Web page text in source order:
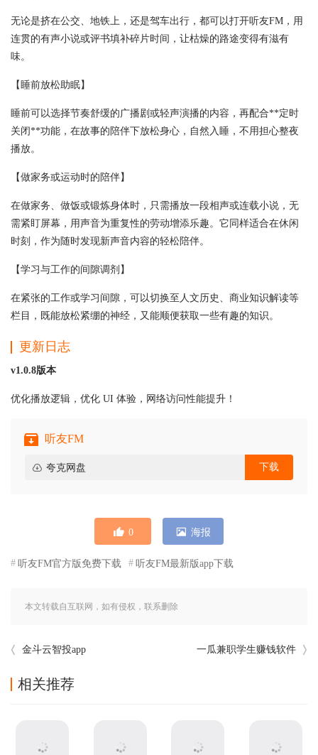
无论是挤在公交、地铁上，还是驾车出行，都可以打开听友FM，用
连贯的有声小说或评书填补碎片时间，让枯燥的路途变得有滋有
味。
【睡前放松助眠】
睡前可以选择节奏舒缓的广播剧或轻声演播的内容，再配合**定时
关闭**功能，在故事的陪伴下放松身心，自然入睡，不用担心整夜
播放。
【做家务或运动时的陪伴】
在做家务、做饭或锻炼身体时，只需播放一段相声或连载小说，无
需紧盯屏幕，用声音为重复性的劳动增添乐趣。它同样适合在休闲
时刻，作为随时发现新声音内容的轻松陪伴。
【学习与工作的间隙调剂】
在紧张的工作或学习间隙，可以切换至人文历史、商业知识解读等
栏目，既能放松紧绷的神经，又能顺便获取一些有趣的知识。
更新日志
v1.0.8版本
优化播放逻辑，优化 UI 体验，网络访问性能提升！
听友FM
夸克网盘 下载
0 海报
听友FM官方版免费下载 听友FM最新版app下载
本文转载自互联网，如有侵权，联系删除
金斗云智投app 一瓜兼职学生赚钱软件
相关推荐